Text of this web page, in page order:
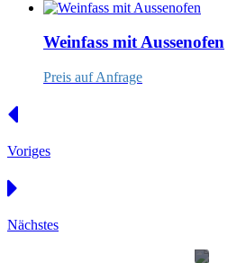
Weinfass mit Aussenofen
Preis auf Anfrage
Voriges
Nächstes